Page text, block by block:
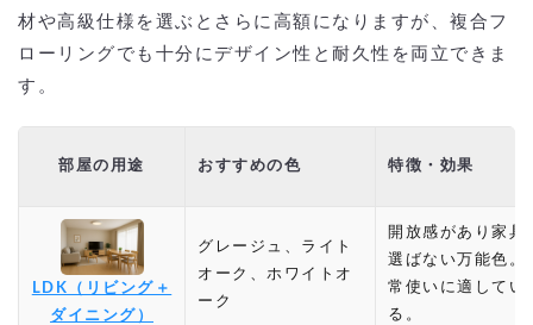
材や高級仕様を選ぶとさらに高額になりますが、複合フ
ローリングでも十分にデザイン性と耐久性を両立できま
す。
部屋の用途 おすすめの色 特徴・効果
LDK（リビング＋
ダイニング）
グレージュ、ライト
オーク、ホワイトオ
ーク
開放感があり家具
選ばない万能色。
常使いに適してい
る。